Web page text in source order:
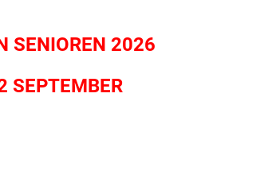
SENIOREN 2026
SEPTEMBER